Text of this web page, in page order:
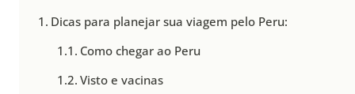
Dicas para planejar sua viagem pelo Peru:
Como chegar ao Peru
Visto e vacinas